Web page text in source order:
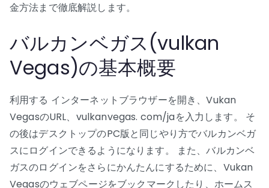
金方法まで徹底解説します。
バルカンベガス(vulkan
Vegas)の基本概要
利用する インターネットブラウザーを開き、Vukan
VegasのURL、vulkanvegas. com/jaを入力します。 そ
の後はデスクトップのPC版と同じやり方でバルカンベガ
スにログインできるようになります。 また、バルカンベ
ガスのログインをさらにかんたんにするために、Vukan
Vegasのウェブページをブックマークしたり、ホームス